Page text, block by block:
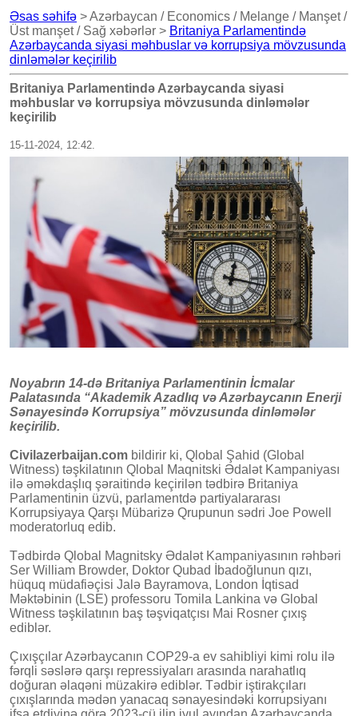
Əsas səhifə > Azərbaycan / Economics / Melange / Manşet /
Üst manşet / Sağ xəbərlər > Britaniya Parlamentində
Azərbaycanda siyasi məhbuslar və korrupsiya mövzusunda
dinləmələr keçirilib
Britaniya Parlamentində Azərbaycanda siyasi
məhbuslar və korrupsiya mövzusunda dinləmələr
keçirilib
15-11-2024, 12:42.
Noyabrın 14-də Britaniya Parlamentinin İcmalar
Palatasında “Akademik Azadlıq və Azərbaycanın Enerji
Sənayesində Korrupsiya” mövzusunda dinləmələr
keçirilib.
Civilazerbaijan.com bildirir ki, Qlobal Şahid (Global
Witness) təşkilatının Qlobal Maqnitski Ədalət Kampaniyası
ilə əməkdaşlıq şəraitində keçirilən tədbirə Britaniya
Parlamentinin üzvü, parlamentdə partiyalararası
Korrupsiyaya Qarşı Mübarizə Qrupunun sədri Joe Powell
moderatorluq edib.
Tədbirdə Qlobal Magnitsky Ədalət Kampaniyasının rəhbəri
Ser William Browder, Doktor Qubad İbadoğlunun qızı,
hüquq müdafiəçisi Jalə Bayramova, London İqtisad
Məktəbinin (LSE) professoru Tomila Lankina və Global
Witness təşkilatının baş təşviqatçısı Mai Rosner çıxış
ediblər.
Çıxışçılar Azərbaycanın COP29-a ev sahibliyi kimi rolu ilə
fərqli səslərə qarşı repressiyaları arasında narahatlıq
doğuran əlaqəni müzakirə ediblər. Tədbir iştirakçıları
çıxışlarında mədən yanacaq sənayesindəki korrupsiyanı